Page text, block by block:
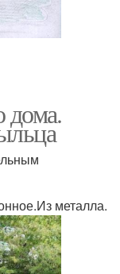
дома.
металла.